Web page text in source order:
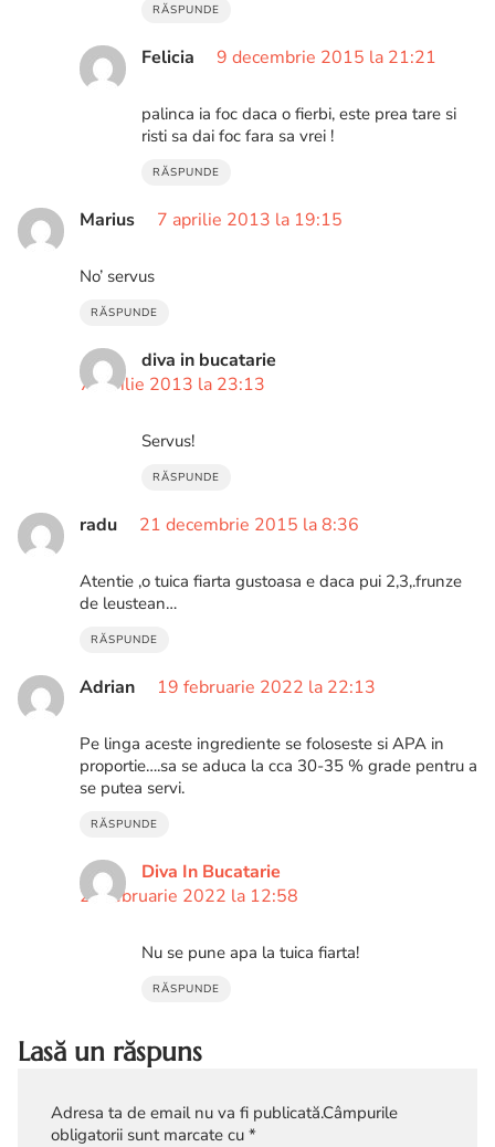
RĂSPUNDE
Felicia 9 decembrie 2015 la 21:21
palinca ia foc daca o fierbi, este prea tare si
risti sa dai foc fara sa vrei !
RĂSPUNDE
Marius 7 aprilie 2013 la 19:15
No’ servus
RĂSPUNDE
diva in bucatarie
7 aprilie 2013 la 23:13
Servus!
RĂSPUNDE
radu 21 decembrie 2015 la 8:36
Atentie ,o tuica fiarta gustoasa e daca pui 2,3,.frunze
de leustean…
RĂSPUNDE
Adrian 19 februarie 2022 la 22:13
Pe linga aceste ingrediente se foloseste si APA in
proportie….sa se aduca la cca 30-35 % grade pentru a
se putea servi.
RĂSPUNDE
Diva In Bucatarie
23 februarie 2022 la 12:58
Nu se pune apa la tuica fiarta!
RĂSPUNDE
Lasă un răspuns
Adresa ta de email nu va fi publicată.Câmpurile
obligatorii sunt marcate cu *